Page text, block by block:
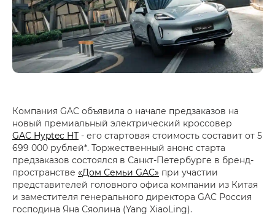
Компания GAC объявила о начале предзаказов на
новый премиальный электрический кроссовер
GAC Hyptec HT - его стартовая стоимость составит от 5
699 000 рублей*. Торжественный анонс старта
предзаказов состоялся в Санкт-Петербурге в бренд-
пространстве «Дом Семьи GAC» при участии
представителей головного офиса компании из Китая
и заместителя генерального директора GAC Россия
господина Яна Сяолина (Yang XiaoLing).